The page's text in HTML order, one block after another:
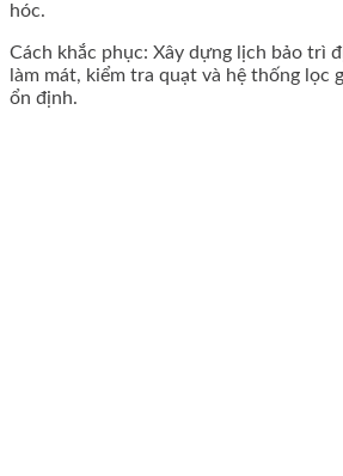
hóc.
Cách khắc phục: Xây dựng lịch bảo trì
làm mát, kiểm tra quạt và hệ thống lọc
ổn định.